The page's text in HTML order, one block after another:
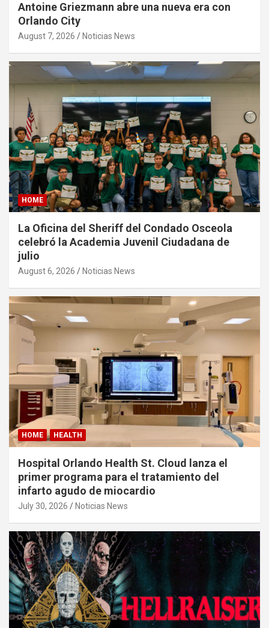
Antoine Griezmann abre una nueva era con
Orlando City
August 7, 2026 Noticias News
HOME
La Oficina del Sheriff del Condado Osceola
celebró la Academia Juvenil Ciudadana de
julio
August 6, 2026 Noticias News
HOME HEALTH
Hospital Orlando Health St. Cloud lanza el
primer programa para el tratamiento del
infarto agudo de miocardio
July 30, 2026 Noticias News